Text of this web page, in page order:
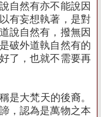
自然有亦不能說因
有妄想執著，是對
說自然有，撥無因
破外道執自然有的
了，也就不需要再
是大梵天的後裔。
，認為是萬物之本